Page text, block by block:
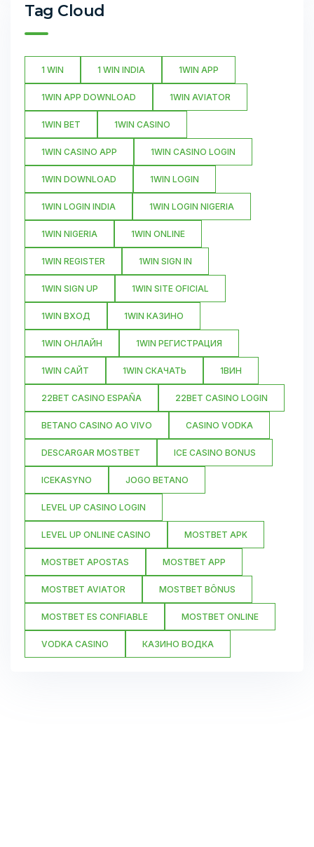
Tag Cloud
1 WIN 1 WIN INDIA 1WIN APP
1WIN APP DOWNLOAD 1WIN AVIATOR
1WIN BET 1WIN CASINO
1WIN CASINO APP 1WIN CASINO LOGIN
1WIN DOWNLOAD 1WIN LOGIN
1WIN LOGIN INDIA 1WIN LOGIN NIGERIA
1WIN NIGERIA 1WIN ONLINE
1WIN REGISTER 1WIN SIGN IN
1WIN SIGN UP 1WIN SITE OFICIAL
1WIN ВХОД 1WIN КАЗИНО
1WIN ОНЛАЙН 1WIN РЕГИСТРАЦИЯ
1WIN САЙТ 1WIN СКАЧАТЬ 1ВИН
22BET CASINO ESPAÑA 22BET CASINO LOGIN
BETANO CASINO AO VIVO CASINO VODKA
DESCARGAR MOSTBET ICE CASINO BONUS
ICEKASYNO JOGO BETANO
LEVEL UP CASINO LOGIN
LEVEL UP ONLINE CASINO MOSTBET APK
MOSTBET APOSTAS MOSTBET APP
MOSTBET AVIATOR MOSTBET BÔNUS
MOSTBET ES CONFIABLE MOSTBET ONLINE
VODKA CASINO КАЗИНО ВОДКА